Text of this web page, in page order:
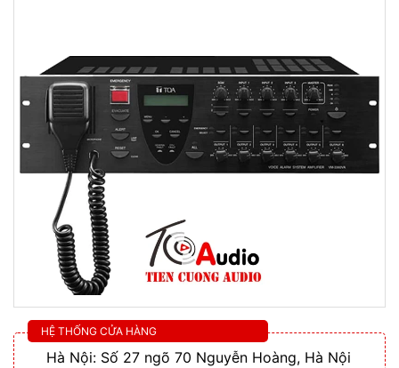
HỆ THỐNG CỬA HÀNG
Hà Nội: Số 27 ngõ 70 Nguyễn Hoàng, Hà Nội